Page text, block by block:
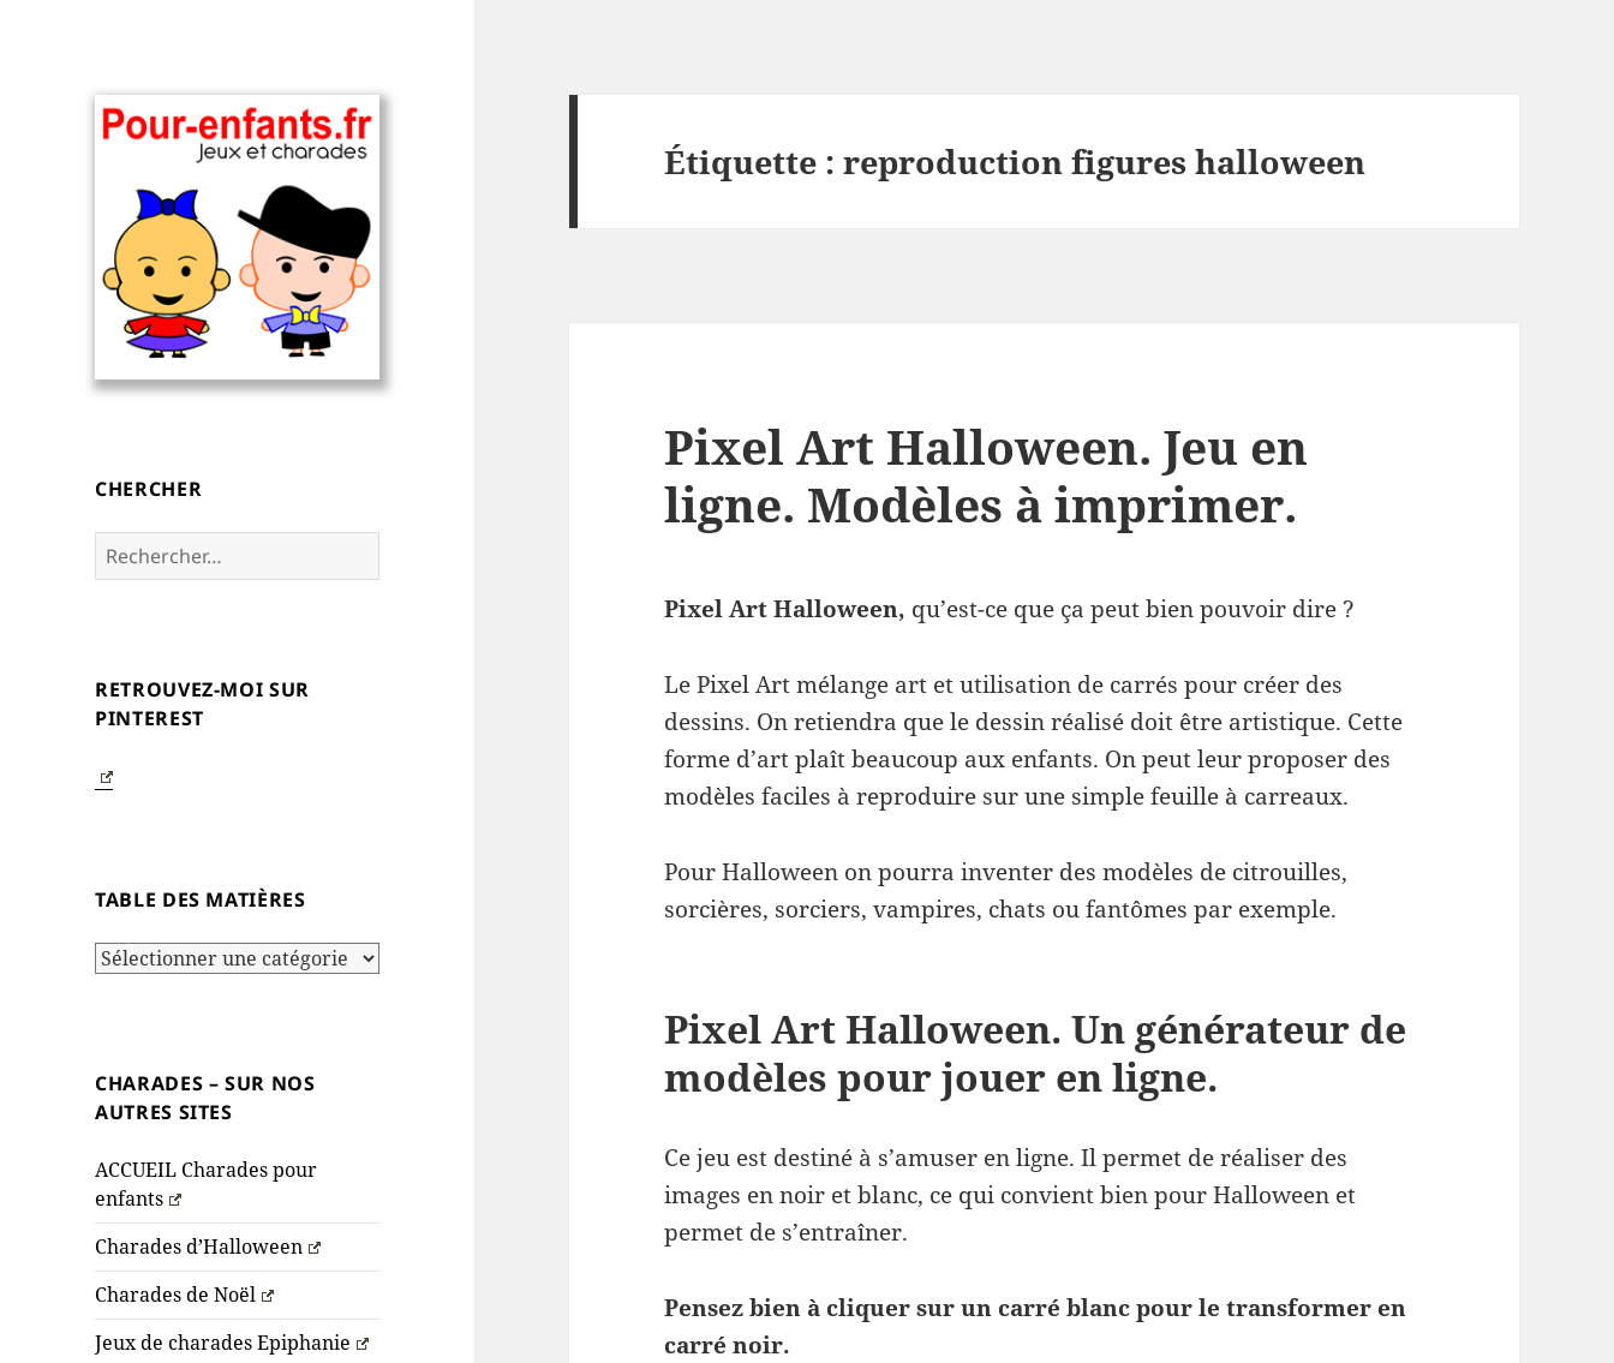
devinettes, pour
enfants.
CHERCHER
Rechercher :
RETROUVEZ-MOI SUR
PINTEREST
TABLE DES MATIÈRES
Table
CHARADES – SUR NOS
AUTRES SITES
ACCUEIL Charades pour
enfants
Charades d’Halloween
Charades de Noël
Jeux de charades Epiphanie
Étiquette :reproduction figures halloween
Pixel Art Halloween. Jeu en
ligne. Modèles à imprimer.
Pixel Art Halloween, qu’est-ce que ça peut bien pouvoir dire ?
Le Pixel Art mélange art et utilisation de carrés pour créer des
dessins. On retiendra que le dessin réalisé doit être artistique. Cette
forme d’art plaît beaucoup aux enfants. On peut leur proposer des
modèles faciles à reproduire sur une simple feuille à carreaux.
Pour Halloween on pourra inventer des modèles de citrouilles,
sorcières, sorciers, vampires, chats ou fantômes par exemple.
Pixel Art Halloween. Un générateur de
modèles pour jouer en ligne.
Ce jeu est destiné à s’amuser en ligne. Il permet de réaliser des
images en noir et blanc, ce qui convient bien pour Halloween et
permet de s’entraîner.
Pensez bien à cliquer sur un carré blanc pour le transformer en
carré noir.